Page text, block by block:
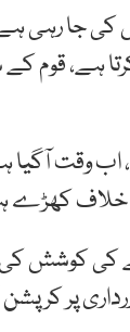
جا رہی ہے،
ہے، قوم
اب وقت
خلاف کھڑے
کی کوشش
پر